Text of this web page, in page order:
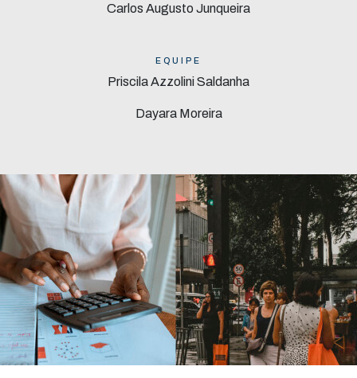
Carlos Augusto Junqueira
EQUIPE
Priscila Azzolini Saldanha
Dayara Moreira